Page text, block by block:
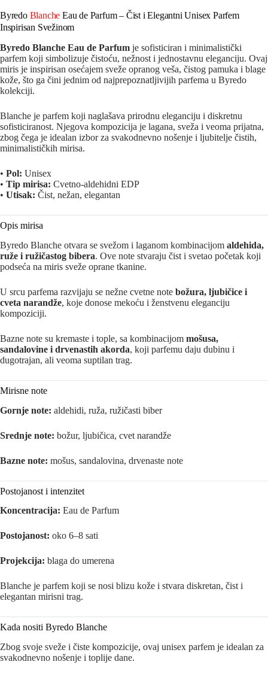
Byredo Blanche Eau de Parfum – Čist i Elegantni Unisex Parfem
Inspirisan Svežinom
Byredo Blanche Eau de Parfum je sofisticiran i minimalistički
parfem koji simbolizuje čistoću, nežnost i jednostavnu eleganciju. Ovaj
miris je inspirisan osećajem sveže opranog veša, čistog pamuka i blage
kože, što ga čini jednim od najprepoznatljivijih parfema u Byredo
kolekciji.
Blanche je parfem koji naglašava prirodnu eleganciju i diskretnu
sofisticiranost. Njegova kompozicija je lagana, sveža i veoma prijatna,
zbog čega je idealan izbor za svakodnevno nošenje i ljubitelje čistih,
minimalističkih mirisa.
• Pol: Unisex
• Tip mirisa: Cvetno-aldehidni EDP
• Utisak: Čist, nežan, elegantan
Opis mirisa
Byredo Blanche otvara se svežom i laganom kombinacijom aldehida,
ruže i ružičastog bibera. Ove note stvaraju čist i svetao početak koji
podseća na miris sveže oprane tkanine.
U srcu parfema razvijaju se nežne cvetne note božura, ljubičice i
cveta narandže, koje donose mekoću i ženstvenu eleganciju
kompoziciji.
Bazne note su kremaste i tople, sa kombinacijom mošusa,
sandalovine i drvenastih akorda, koji parfemu daju dubinu i
dugotrajan, ali veoma suptilan trag.
Mirisne note
Gornje note: aldehidi, ruža, ružičasti biber
Srednje note: božur, ljubičica, cvet narandže
Bazne note: mošus, sandalovina, drvenaste note
Postojanost i intenzitet
Koncentracija: Eau de Parfum
Postojanost: oko 6–8 sati
Projekcija: blaga do umerena
Blanche je parfem koji se nosi blizu kože i stvara diskretan, čist i
elegantan mirisni trag.
Kada nositi Byredo Blanche
Zbog svoje sveže i čiste kompozicije, ovaj unisex parfem je idealan za
svakodnevno nošenje i toplije dane.